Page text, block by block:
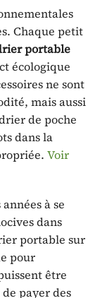
Chaque petit
portable
écologique
ne sont
mais aussi
de poche
dans la
Voir
à se
dans
portable sur
pour
être
payer des